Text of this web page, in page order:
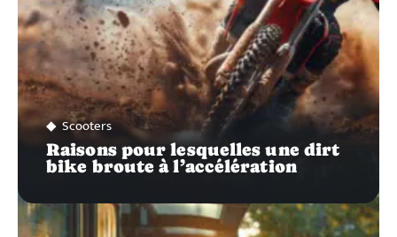
Scooters
Raisons pour lesquelles une dirt
bike broute à l’accélération